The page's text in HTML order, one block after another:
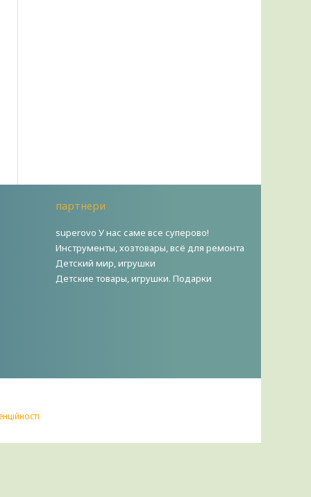
партнери
superovo У нас саме все суперово!
Инструменты, хозтовары, всё для ремонта
Детский мир, игрушки
Детские товары, игрушки. Подарки